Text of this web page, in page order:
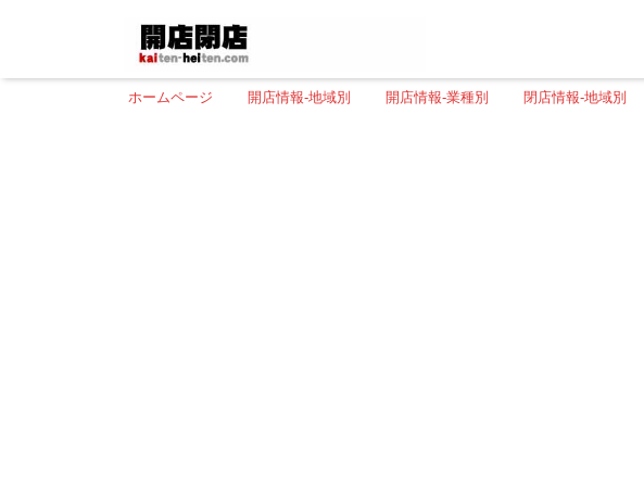
ホームページ 開店情報-地域別 開店情報-業種別 閉店情報-地域別